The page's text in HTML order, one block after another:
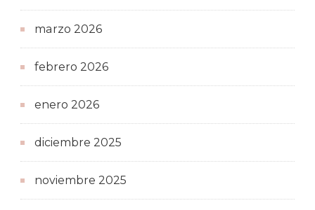
marzo 2026
febrero 2026
enero 2026
diciembre 2025
noviembre 2025